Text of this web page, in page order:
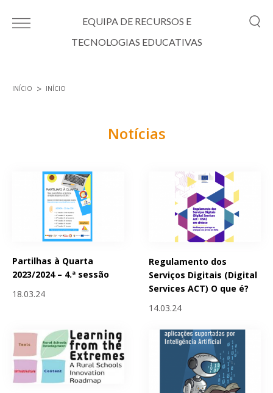
EQUIPA DE RECURSOS E
TECNOLOGIAS EDUCATIVAS
INÍCIO INÍCIO
Notícias
Partilhas à Quarta
2023/2024 – 4.ª sessão
18.03.24
Regulamento dos
Serviços Digitais (Digital
Services ACT) O que é?
14.03.24
Páginas